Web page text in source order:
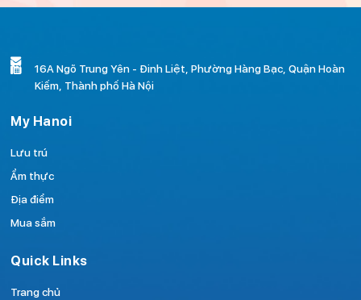
16A Ngõ Trung Yên - Đinh Liệt, Phường Hàng Bạc, Quận Hoàn
Kiếm, Thành phố Hà Nội
My Hanoi
Lưu trú
Ẩm thực
Địa điểm
Mua sắm
Quick Links
Trang chủ